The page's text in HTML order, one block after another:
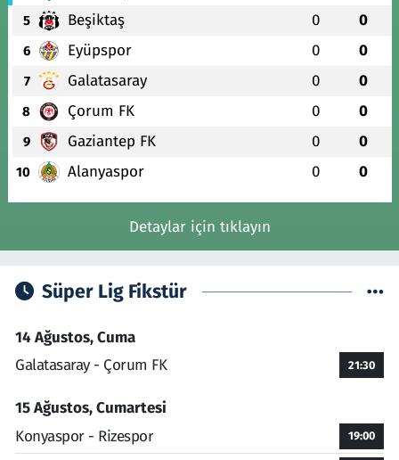
5 Beşiktaş 0 0
6 Eyüpspor 0 0
7 Galatasaray 0 0
8 Çorum FK 0 0
9 Gaziantep FK 0 0
10 Alanyaspor 0 0
Detaylar için tıklayın
Süper Lig Fikstür
14 Ağustos, Cuma
Galatasaray - Çorum FK
21:30
15 Ağustos, Cumartesi
Konyaspor - Rizespor
19:00